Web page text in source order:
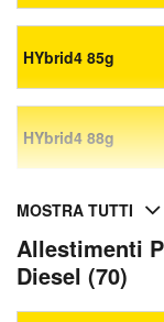
HYbrid4 85g
HYbrid4 88g
MOSTRA TUTTI
Allestimenti
Diesel (70)